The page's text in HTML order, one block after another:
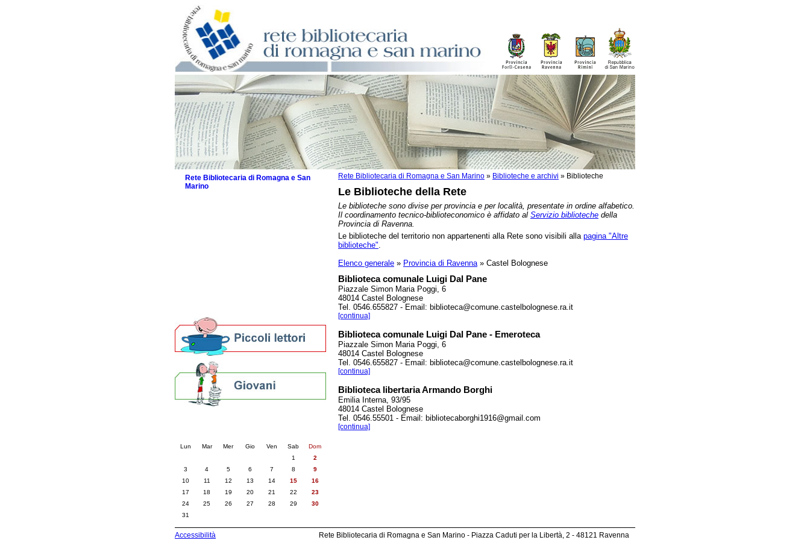
Rete Bibliotecaria di Romagna e San Marino » Biblioteche e archivi » Biblioteche
Le Biblioteche della Rete
Le biblioteche sono divise per provincia e per località, presentate in ordine alfabetico.
Il coordinamento tecnico-biblioteconomico è affidato al Servizio biblioteche della
Provincia di Ravenna.
Le biblioteche del territorio non appartenenti alla Rete sono visibili alla pagina "Altre
biblioteche".
Elenco generale » Provincia di Ravenna» Castel Bolognese
Biblioteca comunale Luigi Dal Pane
Piazzale Simon Maria Poggi, 6
48014 Castel Bolognese
Tel. 0546.655827 - Email: biblioteca@comune.castelbolognese.ra.it
[continua]
Biblioteca comunale Luigi Dal Pane - Emeroteca
Piazzale Simon Maria Poggi, 6
48014 Castel Bolognese
Tel. 0546.655827 - Email: biblioteca@comune.castelbolognese.ra.it
[continua]
Biblioteca libertaria Armando Borghi
Emilia Interna, 93/95
48014 Castel Bolognese
Tel. 0546.55501 - Email: bibliotecaborghi1916@gmail.com
[continua]
Rete Bibliotecaria di Romagna e San
Marino
Lun Mar Mer Gio Ven Sab
Dom
1
2
3
4 5 6 7 8
9
10
11 12 13 14 15
16
17
18 19 20 21 22
23
24
25 26 27 28 29
30
31
Accessibilità
Rete Bibliotecaria di Romagna e San Marino - Piazza Caduti per la Libertà, 2 - 48121 Ravenna